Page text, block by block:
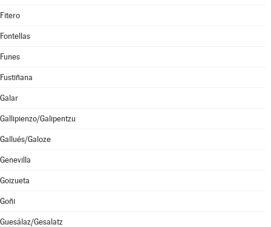
Fitero
Fontellas
Funes
Fustiñana
Galar
Gallipienzo/Galipentzu
Gallués/Galoze
Genevilla
Goizueta
Goñi
Guesálaz/Gesalatz